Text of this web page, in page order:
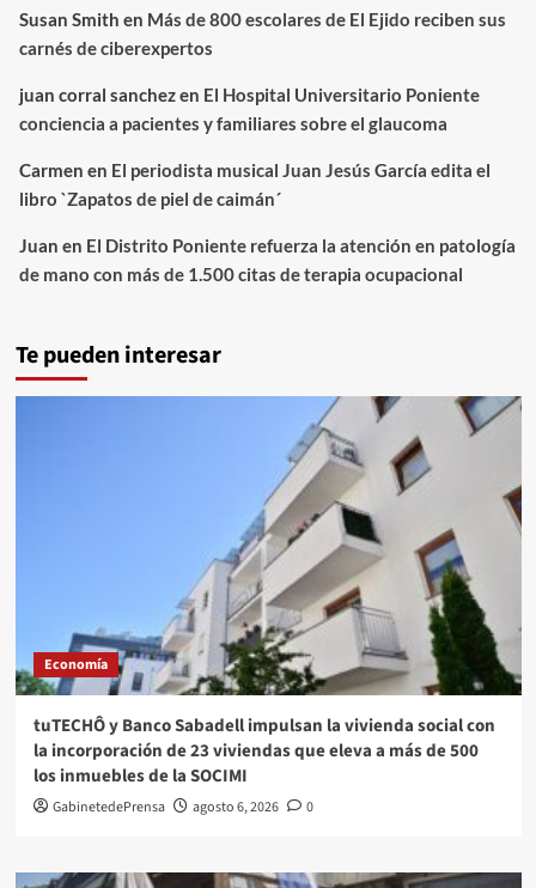
Susan Smith en Más de 800 escolares de El Ejido reciben sus
carnés de ciberexpertos
juan corral sanchezen El Hospital Universitario Poniente
conciencia a pacientes y familiares sobre el glaucoma
Carmen en El periodista musical Juan Jesús García edita el
libro `Zapatos de piel de caimán´
Juan en El Distrito Poniente refuerza la atención en patología
de mano con más de 1.500 citas de terapia ocupacional
Te pueden interesar
Economía
tuTECHÔ y Banco Sabadell impulsan la vivienda social con
la incorporación de 23 viviendas que eleva a más de 500
los inmuebles de la SOCIMI
GabinetedePrensa agosto 6, 2026 0